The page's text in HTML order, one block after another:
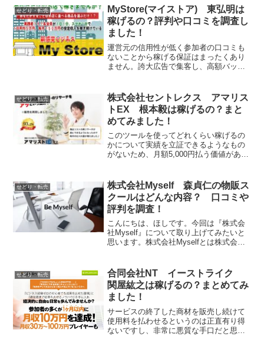
と思います！特定商取引法に基づく表記
販売社名合同会...
せどり・転売
MyStore(マイストア) 東弘明は
稼げるの？評判や口コミを調査し
ました！
運営元の信用性が低く参加者の口コミも
ないことから稼げる保証はまったくあり
ません。誇大広告で集客し、高額バック
的にはMyStore(マイストア)はおすすめし
ません。
せどり・転売
株式会社セントレクス アマリス
トEX 根本毅は稼げるの？まと
めてみました！
このツールを使ってどれくらい稼げるの
かについて実績を立証できるようなもの
がないため、月額5,000円払う価値がある
ので、私としてはアマリストEXはおすす
めしません。
せどり・転売
株式会社Myself 森貞仁の物販ス
クールはどんな内容？ 口コミや
評判を調査！
こんにちは、ほしです。今回は『株式会
社Myself』について取り上げてみたいと
思います。株式会社Myselfとは株式会社
と思います！特定商取引法に基づく表記
販売社名...
せどり・転売
合同会社NT イーストライク
関屋紘之は稼げるの？まとめてみ
ました！
サービスの終了した商材を販売し続けて
使用料を払わせるというのは正直有り得
ないですし、非常に悪質な手口だと思い